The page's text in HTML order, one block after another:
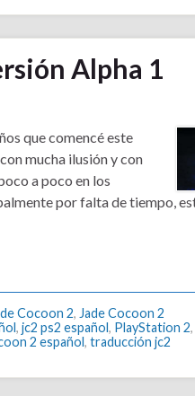
Alpha 1
que comencé este
mucha ilusión y con
a poco en los
por falta de tiempo,
Cocoon 2, Jade Cocoon 2
, jc2 ps2 español, PlayStation 2,
2 español, traducción jc2